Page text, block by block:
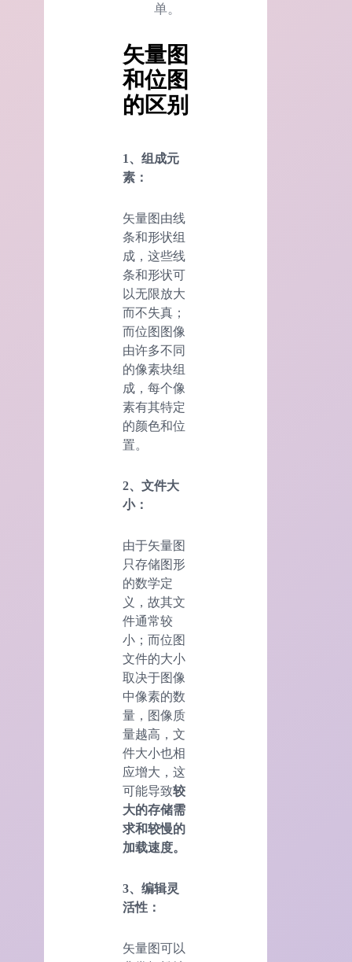
单。
矢量图
和位图
的区别
1、组成元
素：
矢量图由线
条和形状组
成，这些线
条和形状可
以无限放大
而不失真；
而位图图像
由许多不同
的像素块组
成，每个像
素有其特定
的颜色和位
置。
2、文件大
小：
由于矢量图
只存储图形
的数学定
义，故其文
件通常较
小；而位图
文件的大小
取决于图像
中像素的数
量，图像质
量越高，文
件大小也相
应增大，这
可能导致较
大的存储需
求和较慢的
加载速度。
3、编辑灵
活性：
矢量图可以